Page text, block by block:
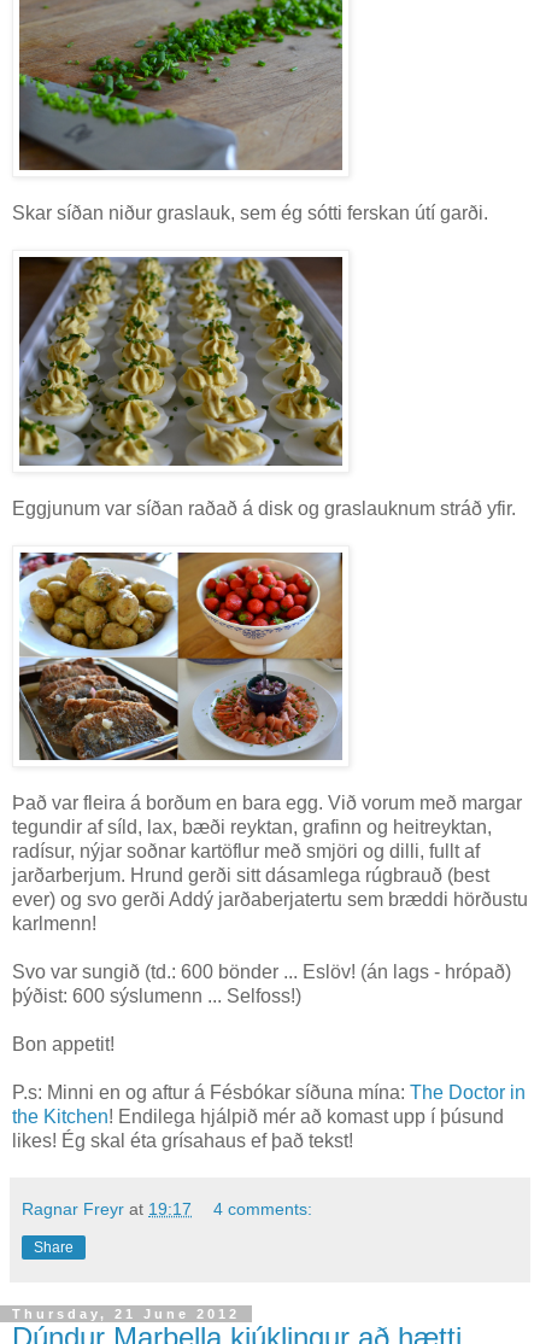
Skar síðan niður graslauk, sem ég sótti ferskan útí garði.
Eggjunum var síðan raðað á disk og graslauknum stráð yfir.
Það var fleira á borðum en bara egg. Við vorum með margar
tegundir af síld, lax, bæði reyktan, grafinn og heitreyktan,
radísur, nýjar soðnar kartöflur með smjöri og dilli, fullt af
jarðarberjum. Hrund gerði sitt dásamlega rúgbrauð (best
ever) og svo gerði Addý jarðaberjatertu sem bræddi hörðustu
karlmenn!
Svo var sungið (td.: 600 bönder ... Eslöv! (án lags - hrópað)
þýðist: 600 sýslumenn ... Selfoss!)
Bon appetit!
P.s: Minni en og aftur á Fésbókar síðuna mína: The Doctor in
the Kitchen! Endilega hjálpið mér að komast upp í þúsund
likes! Ég skal éta grísahaus ef það tekst!
Ragnar Freyr at 19:17 4 comments:
Share
Thursday, 21 June 2012
Dúndur Marbella kjúklingur að hætti